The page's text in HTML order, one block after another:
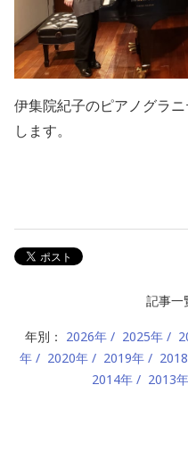
伊集院紀子のピアノグラ
します。
記事一
年別： 2026年 2025年
年
2020年 2019年
2014年
2013年